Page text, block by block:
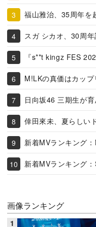
福山雅治、35周年を
スガ シカオ、30周
『s**t kingz FES
M!LKの真価はカッ
日向坂46 三期生が
倖田來未、夏らしい
新着MVランキング
新着MVランキング
画像ランキング